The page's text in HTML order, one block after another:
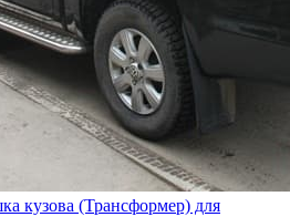
кузова (Трансформер) для